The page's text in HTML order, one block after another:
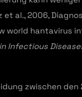
et al., 2006,
world hantavirus
Infectious
zwischen den